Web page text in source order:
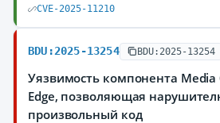
CVE-2025-11210
BDU:2025-13254 BDU:2025-13254
Уязвимость компонента Media
Edge, позволяющая
произвольный код